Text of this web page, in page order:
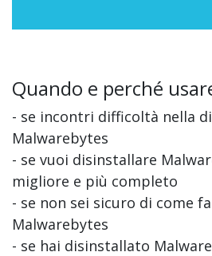
Quando e perché
- se incontri difficoltà nella
Malwarebytes
- se vuoi disinstallare
migliore e più completo
- se non sei sicuro di come
Malwarebytes
- se hai disinstallato